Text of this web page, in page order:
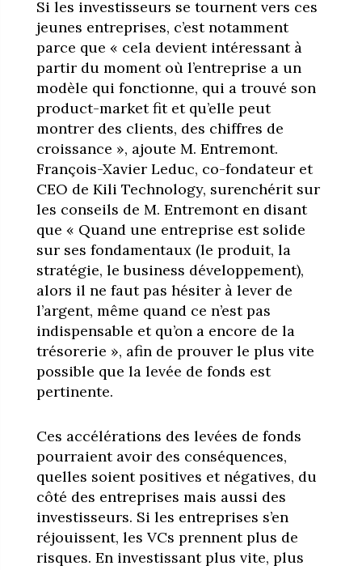
Si les investisseurs se tournent vers ces
jeunes entreprises, c’est notamment
parce que « cela devient intéressant à
partir du moment où l’entreprise a un
modèle qui fonctionne, qui a trouvé son
product-market fit et qu’elle peut
montrer des clients, des chiffres de
croissance », ajoute M. Entremont.
François-Xavier Leduc, co-fondateur et
CEO de Kili Technology, surenchérit sur
les conseils de M. Entremont en disant
que « Quand une entreprise est solide
sur ses fondamentaux (le produit, la
stratégie, le business développement),
alors il ne faut pas hésiter à lever de
l’argent, même quand ce n’est pas
indispensable et qu’on a encore de la
trésorerie », afin de prouver le plus vite
possible que la levée de fonds est
pertinente.
Ces accélérations des levées de fonds
pourraient avoir des conséquences,
quelles soient positives et négatives, du
côté des entreprises mais aussi des
investisseurs. Si les entreprises s’en
réjouissent, les VCs prennent plus de
risques. En investissant plus vite, plus